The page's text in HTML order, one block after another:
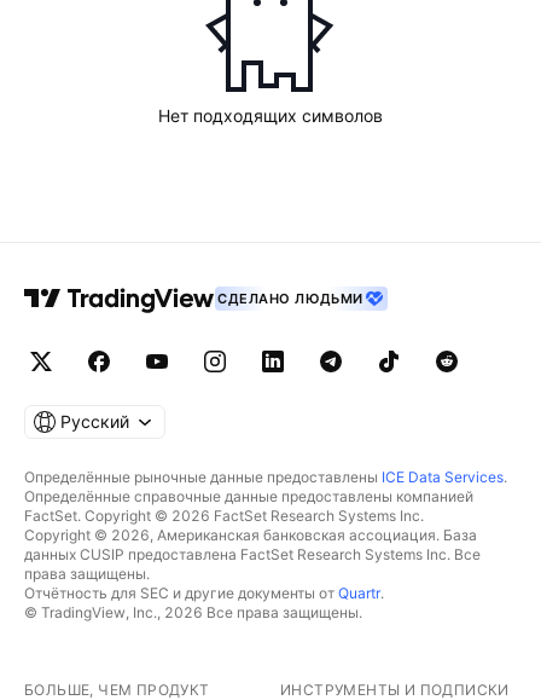
Нет подходящих символов
СДЕЛАНО ЛЮДЬМИ
Русский
Определённые рыночные данные предоставлены ICE Data Services.
Определённые справочные данные предоставлены компанией
FactSet. Copyright © 2026 FactSet Research Systems Inc.
Copyright © 2026, Американская банковская ассоциация. База
данных CUSIP предоставлена FactSet Research Systems Inc. Все
права защищены.
Отчётность для SEC и другие документы от Quartr.
© TradingView, Inc., 2026 Все права защищены.
БОЛЬШЕ, ЧЕМ ПРОДУКТ ИНСТРУМЕНТЫ И ПОДПИСКИ